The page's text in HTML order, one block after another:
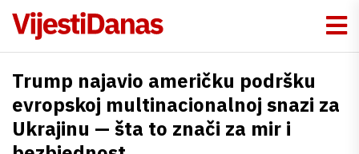
Trump najavio američku podršku
evropskoj multinacionalnoj snazi za
Ukrajinu — šta to znači za mir i